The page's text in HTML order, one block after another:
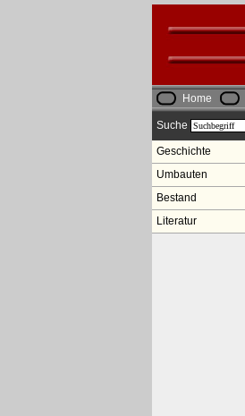
Home
Suche
Geschichte
Umbauten
Bestand
Literatur